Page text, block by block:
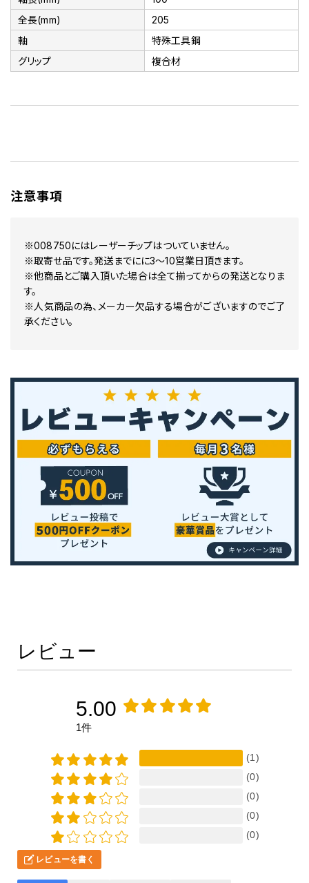
全長(mm)
205
軸
特殊工具鋼
グリップ
複合材
注意事項
※008750にはレーザーチップはついていません。
※取寄せ品です。発送までにに3～10営業日頂きます。
※他商品とご購入頂いた場合は全て揃ってからの発送となりま
す。
※人気商品の為、メーカー欠品する場合がございますのでご了
承ください。
レビュー
5.00
1件
(1)
(0)
(0)
(0)
(0)
レビューを書く